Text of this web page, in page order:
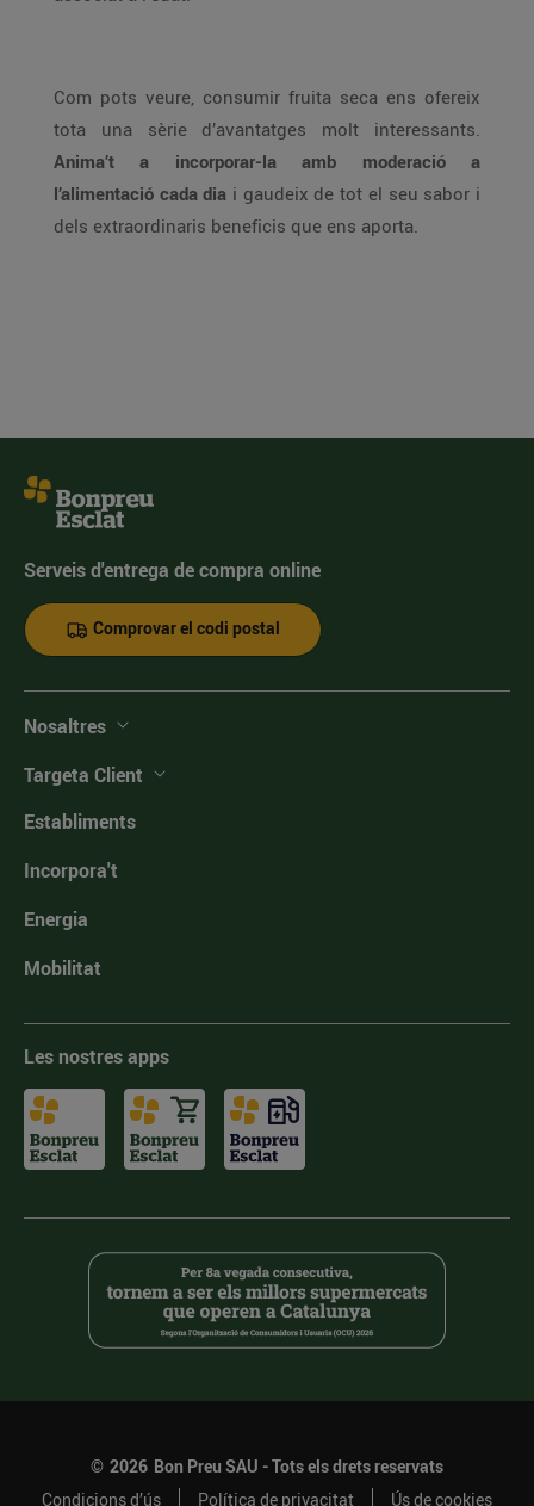
Com pots veure, consumir fruita seca ens ofereix
tota una sèrie d’avantatges molt interessants.
Anima’t a incorporar-la amb moderació a
l’alimentació cada dia i gaudeix de tot el seu sabor i
dels extraordinaris beneficis que ens aporta.
Serveis d'entrega de compra online
Comprovar el codi postal
Nosaltres
Targeta Client
Establiments
Incorpora't
Energia
Mobilitat
Les nostres apps
© 2026 Bon Preu SAU - Tots els drets reservats
Condicions d’ús
Política de privacitat Ús de cookies